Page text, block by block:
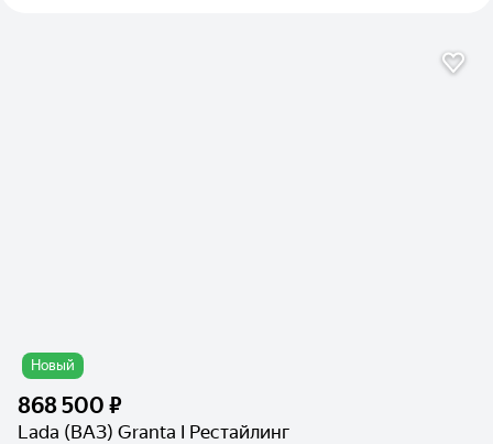
Новый
868 500 ₽
Lada (ВАЗ) Granta I Рестайлинг